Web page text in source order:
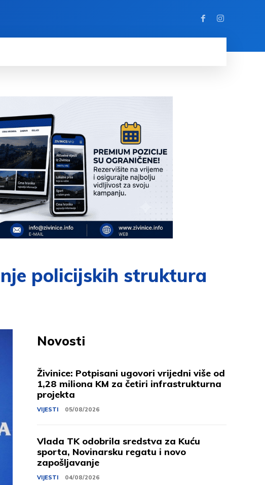
policijskih struktura
Novosti
Živinice: Potpisani ugovori vrijedni više od
1,28 miliona KM za četiri infrastrukturna
projekta
VIJESTI 05/08/2026
Vlada TK odobrila sredstva za Kuću
sporta, Novinarsku regatu i novo
zapošljavanje
VIJESTI 04/08/2026